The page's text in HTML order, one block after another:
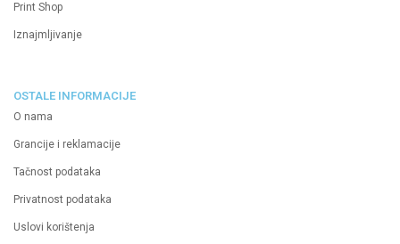
Print Shop
Iznajmljivanje
OSTALE INFORMACIJE
O nama
Grancije i reklamacije
Tačnost podataka
Privatnost podataka
Uslovi korištenja